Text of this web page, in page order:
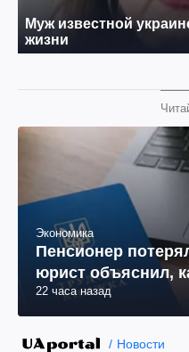
Экономика
Пенсионер
юрист объяснил,
22 часа назад
Новости